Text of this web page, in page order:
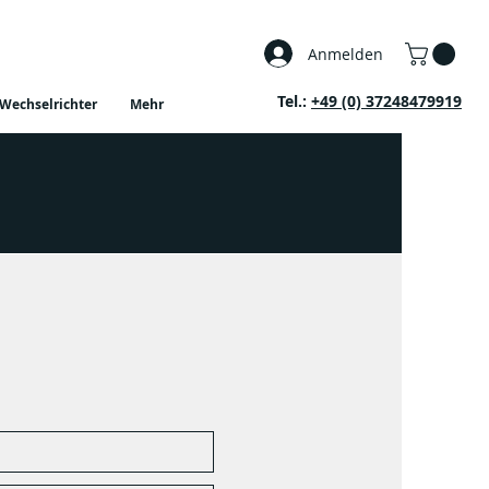
Anmelden
Tel.: +49 (0) 37248479919
Wechselrichter Mehr